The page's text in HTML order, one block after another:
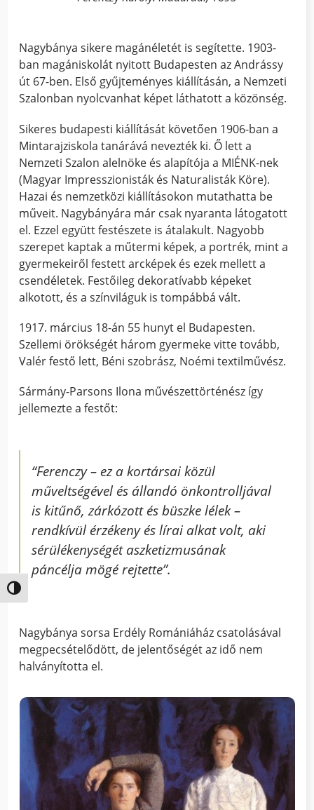
Nagy kontraszt váltása
Nagybánya sikere magánéletét is segítette. 1903-
ban magániskolát nyitott Budapesten az Andrássy
út 67-ben. Első gyűjteményes kiállításán, a Nemzeti
Szalonban nyolcvanhat képet láthatott a közönség.
Sikeres budapesti kiállítását követően 1906-ban a
Mintarajziskola tanárává nevezték ki. Ő lett a
Nemzeti Szalon alelnöke és alapítója a MIÉNK-nek
(Magyar Impresszionisták és Naturalisták Köre).
Hazai és nemzetközi kiállításokon mutathatta be
műveit. Nagybányára már csak nyaranta látogatott
el. Ezzel együtt festészete is átalakult. Nagyobb
szerepet kaptak a műtermi képek, a portrék, mint a
gyermekeiről festett arcképek és ezek mellett a
csendéletek. Festőileg dekoratívabb képeket
alkotott, és a színviláguk is tompábbá vált.
1917. március 18-án 55 hunyt el Budapesten.
Szellemi örökségét három gyermeke vitte tovább,
Valér festő lett, Béni szobrász, Noémi textilművész.
Sármány-Parsons Ilona művészettörténész így
jellemezte a festőt:
“Ferenczy – ez a kortársai közül
műveltségével és állandó önkontrolljával
is kitűnő, zárkózott és büszke lélek –
rendkívül érzékeny és lírai alkat volt, aki
sérülékenységét aszketizmusának
páncélja mögé rejtette”.
Nagybánya sorsa Erdély Romániáház csatolásával
megpecsételődött, de jelentőségét az idő nem
halványította el.